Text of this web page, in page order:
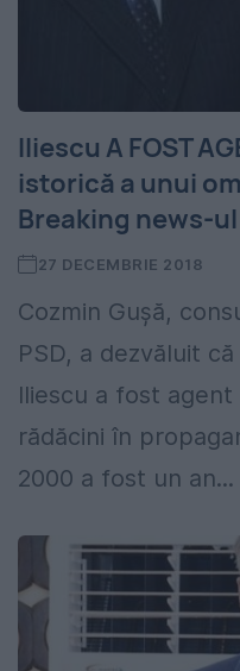
Iliescu A FOST
istorică a unui
Breaking news-
27 DECEMBRIE 2018
Cozmin Gușă,
PSD, a dezvăluit
Iliescu a fost
rădăcini în
2000 a fost un an...